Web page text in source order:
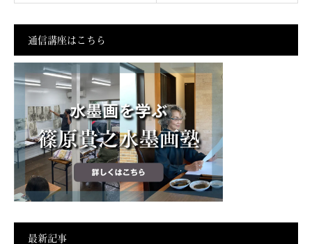
通信講座はこちら
最新記事